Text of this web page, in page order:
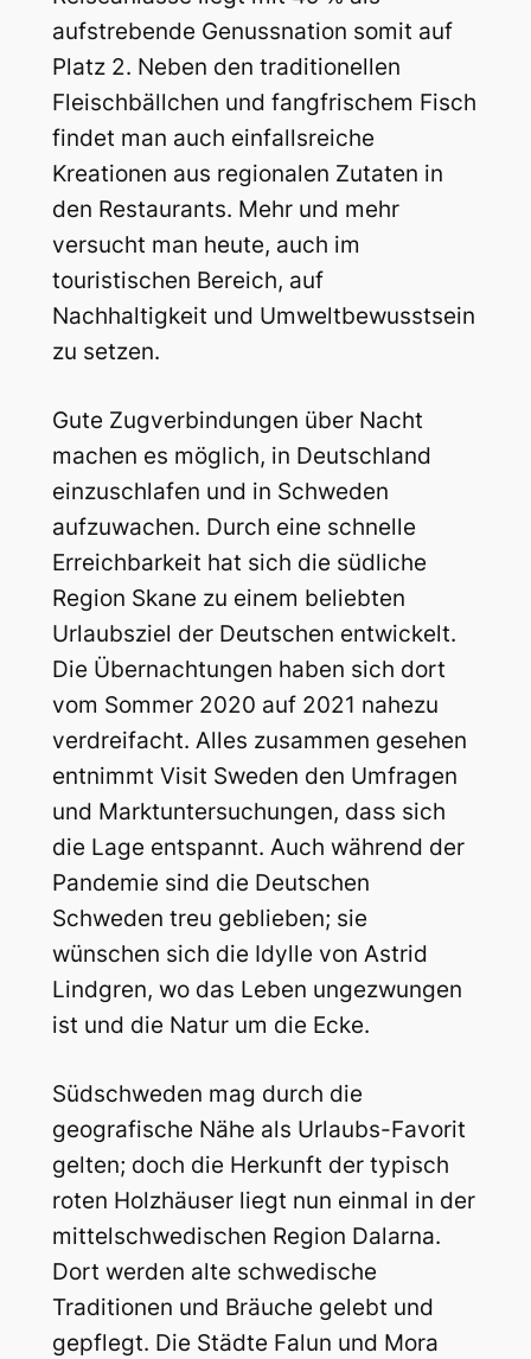
aufstrebende Genussnation somit auf
Platz 2. Neben den traditionellen
Fleischbällchen und fangfrischem Fisch
findet man auch einfallsreiche
Kreationen aus regionalen Zutaten in
den Restaurants. Mehr und mehr
versucht man heute, auch im
touristischen Bereich, auf
Nachhaltigkeit und Umweltbewusstsein
zu setzen.
Gute Zugverbindungen über Nacht
machen es möglich, in Deutschland
einzuschlafen und in Schweden
aufzuwachen. Durch eine schnelle
Erreichbarkeit hat sich die südliche
Region Skane zu einem beliebten
Urlaubsziel der Deutschen entwickelt.
Die Übernachtungen haben sich dort
vom Sommer 2020 auf 2021 nahezu
verdreifacht. Alles zusammen gesehen
entnimmt Visit Sweden den Umfragen
und Marktuntersuchungen, dass sich
die Lage entspannt. Auch während der
Pandemie sind die Deutschen
Schweden treu geblieben; sie
wünschen sich die Idylle von Astrid
Lindgren, wo das Leben ungezwungen
ist und die Natur um die Ecke.
Südschweden mag durch die
geografische Nähe als Urlaubs-Favorit
gelten; doch die Herkunft der typisch
roten Holzhäuser liegt nun einmal in der
mittelschwedischen Region Dalarna.
Dort werden alte schwedische
Traditionen und Bräuche gelebt und
gepflegt. Die Städte Falun und Mora